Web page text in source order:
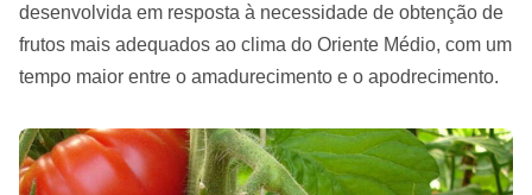
desenvolvida em resposta à necessidade de obtenção de
frutos mais adequados ao clima do Oriente Médio, com um
tempo maior entre o amadurecimento e o apodrecimento.